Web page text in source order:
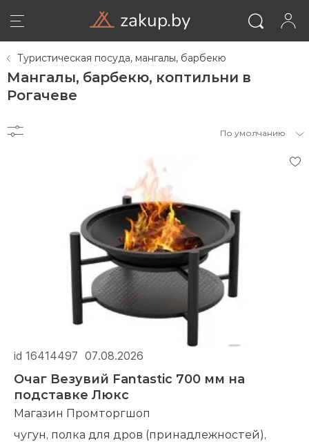
zakup.by
Туристическая посуда, мангалы, барбекю
Мангалы, барбекю, коптильни в
Рогачеве
По умолчанию
id 16414497 07.08.2026
Очаг Везувий Fantastic 700 мм на
подставке Люкс
Магазин Промторгшоп
чугун, полка для дров (принадлежностей),